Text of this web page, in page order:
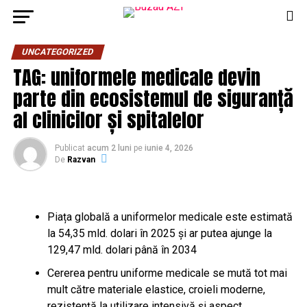
UNCATEGORIZED
TAG: uniformele medicale devin
parte din ecosistemul de siguranță
al clinicilor și spitalelor
Publicat acum 2 luni pe iunie 4, 2026
De Razvan
Piața globală a uniformelor medicale este estimată
la 54,35 mld. dolari în 2025 și ar putea ajunge la
129,47 mld. dolari până în 2034
Cererea pentru uniforme medicale se mută tot mai
mult către materiale elastice, croieli moderne,